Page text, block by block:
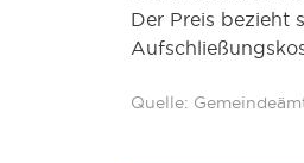
Der Preis bezieht
Quelle: